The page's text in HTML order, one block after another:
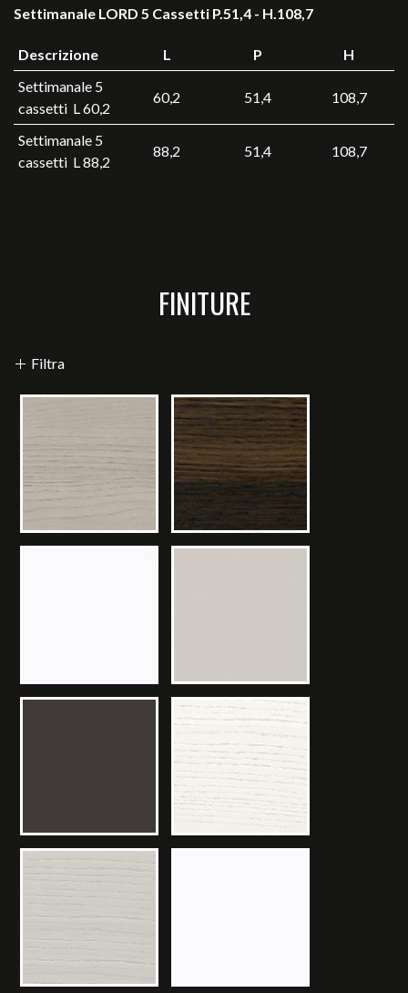
Settimanale LORD 5 Cassetti P.51,4 - H.108,7
Descrizione L P
H
Settimanale 5
cassetti L 60,2
60,2 51,4 108,7
Settimanale 5
cassetti L 88,2
88,2 51,4 108,7
FINITURE
Filtra